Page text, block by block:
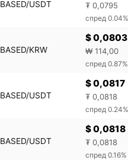
BASED/USDT ₮ 0,0795
спред 0.04%
BASED/KRW
$ 0,0803
₩ 114,00
спред 0.87%
BASED/USDT
$ 0,0817
₮ 0,0818
спред 0.24%
BASED/USDT
$ 0,0818
₮ 0,0818
спред 0.16%